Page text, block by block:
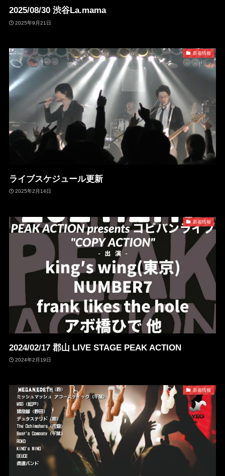
2025/08/30 渋谷La.mama
2025年9月21日
新着情報
ライブスケジュール更新
2025年2月14日
新着情報
2024/02/17郡山 LIVE STAGE PEAK ACTION
2024年2月19日
新着情報